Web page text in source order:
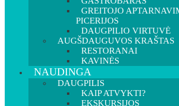
GREITOJO
PICERIJOS
DAUGPILIO VIRTUVĖ
AUGŠDAUGUVOS KRAŠTAS
RESTORANAI
KAVINĖS
NAUDINGA
DAUGPILIS
KAIP ATVYKTI?
EKSKURSIJOS